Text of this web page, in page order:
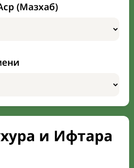
(Мазхаб)
и Ифтара